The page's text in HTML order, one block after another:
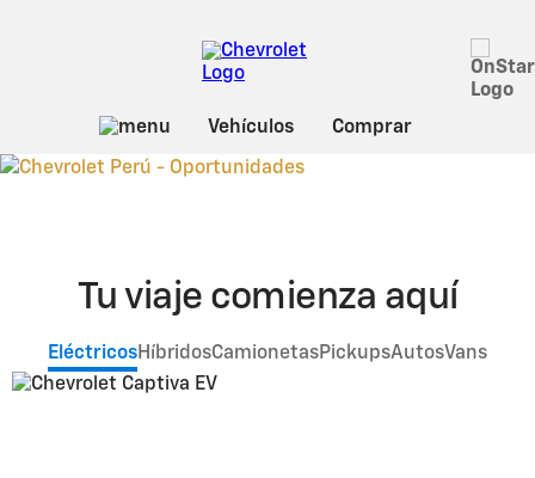
Tu viaje comienza aquí
EléctricosHíbridosCamionetasPickupsAutosVans